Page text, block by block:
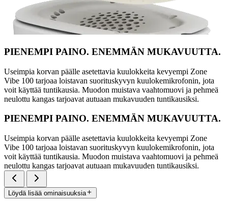
PIENEMPI PAINO. ENEMMÄN MUKAVUUTTA.
Useimpia korvan päälle asetettavia kuulokkeita kevyempi Zone
Vibe 100 tarjoaa loistavan suorituskyvyn kuulokemikrofonin, jota
voit käyttää tuntikausia. Muodon muistava vaahtomuovi ja pehmeä
neulottu kangas tarjoavat autuaan mukavuuden tuntikausiksi.
PIENEMPI PAINO. ENEMMÄN MUKAVUUTTA.
Useimpia korvan päälle asetettavia kuulokkeita kevyempi Zone
Vibe 100 tarjoaa loistavan suorituskyvyn kuulokemikrofonin, jota
voit käyttää tuntikausia. Muodon muistava vaahtomuovi ja pehmeä
neulottu kangas tarjoavat autuaan mukavuuden tuntikausiksi.
Löydä lisää ominaisuuksia